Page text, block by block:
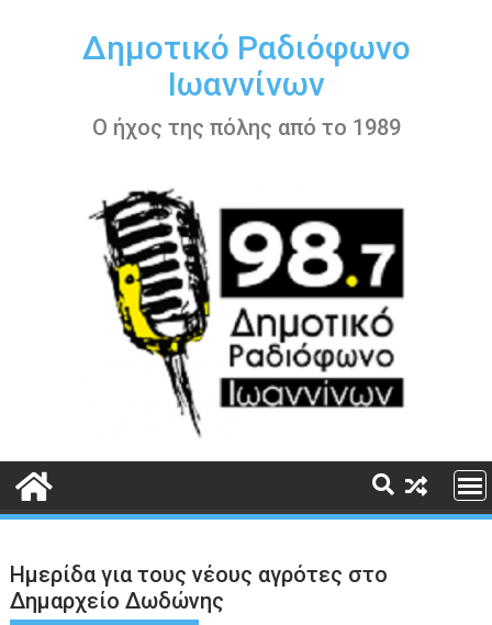
περιεχόμενοΔημοτικό Ραδιόφωνο
Ιωαννίνων
Ο ήχος της πόλης από το 1989
Ημερίδα για τους νέους αγρότες στο
Δημαρχείο Δωδώνης